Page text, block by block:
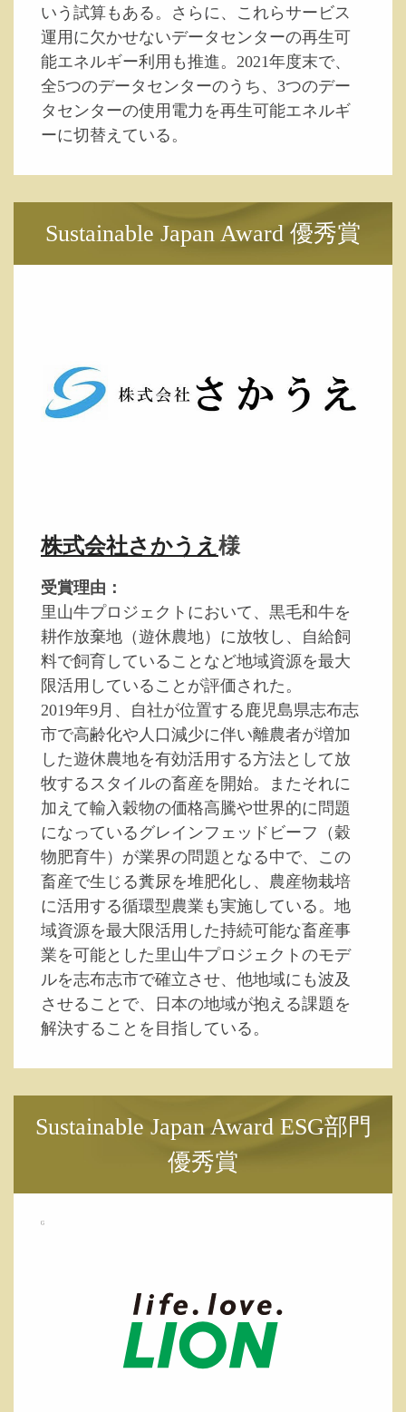
いう試算もある。さらに、これらサービス
運用に欠かせないデータセンターの再生可
能エネルギー利用も推進。2021年度末で、
全5つのデータセンターのうち、3つのデー
タセンターの使用電力を再生可能エネルギ
ーに切替えている。
Sustainable Japan Award 優秀賞
株式会社さかうえ 様
受賞理由：
里山牛プロジェクトにおいて、黒毛和牛を
耕作放棄地（遊休農地）に放牧し、自給飼
料で飼育していることなど地域資源を最大
限活用していることが評価された。
2019年9月、自社が位置する鹿児島県志布志
市で高齢化や人口減少に伴い離農者が増加
した遊休農地を有効活用する方法として放
牧するスタイルの畜産を開始。またそれに
加えて輸入穀物の価格高騰や世界的に問題
になっているグレインフェッドビーフ（穀
物肥育牛）が業界の問題となる中で、この
畜産で生じる糞尿を堆肥化し、農産物栽培
に活用する循環型農業も実施している。地
域資源を最大限活用した持続可能な畜産事
業を可能とした里山牛プロジェクトのモデ
ルを志布志市で確立させ、他地域にも波及
させることで、日本の地域が抱える課題を
解決することを目指している。
Sustainable Japan Award ESG部門
優秀賞